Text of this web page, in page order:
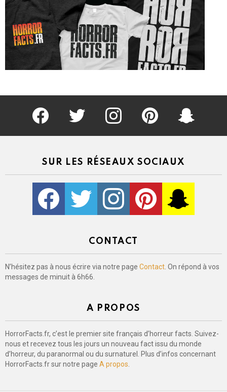
Facebook Twitter Instagram Pinterest kljlkjlkj
SUR LES RÉSEAUX SOCIAUX
Facebook Twitter Instagram Pinterest kljlkjlkj
CONTACT
N’hésitez pas à nous écrire via notre page Contact . On répond à vos
messages de minuit à 6h66.
A PROPOS
HorrorFacts.fr, c’est le premier site français d’horreur facts. Suivez-
nous et recevez tous les jours un nouveau fact issu du monde
d’horreur, du paranormal ou du surnaturel. Plus d’infos concernant
HorrorFacts.fr sur notre page A propos